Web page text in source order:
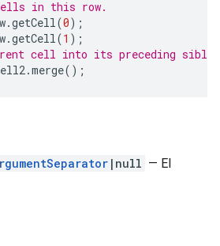
in this row.
.getCell(0);
.getCell(1 );
cell into its preceding
.merge();
|null — El